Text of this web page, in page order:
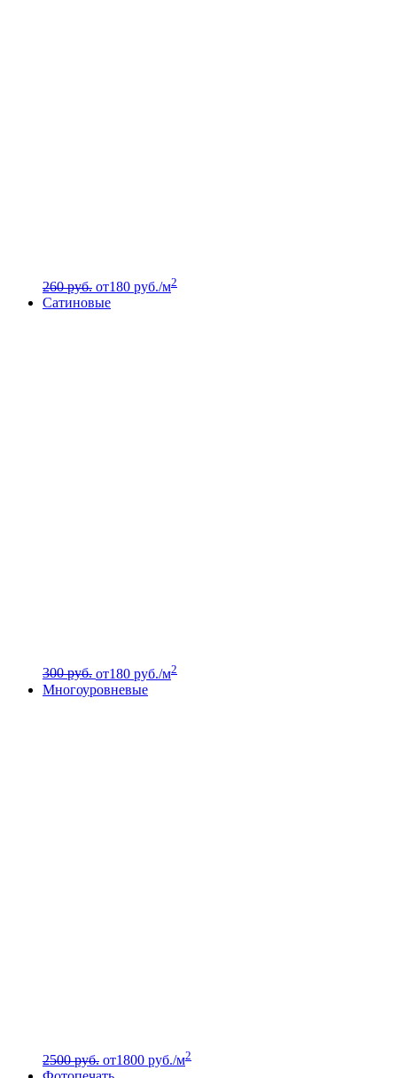
260 руб. от180 руб./м2
Сатиновые
300 руб. от180 руб./м2
Многоуровневые
2500 руб. от1800 руб./м2